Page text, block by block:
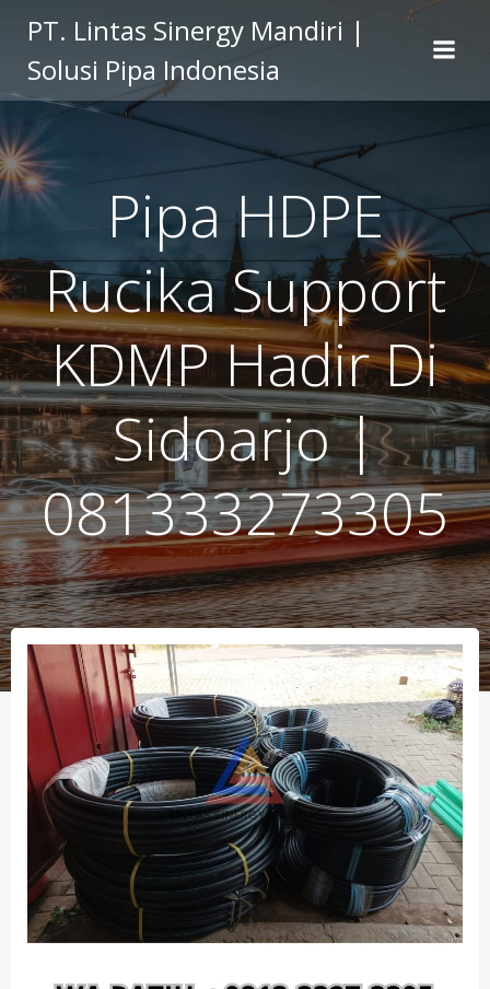
to
content
PT. Lintas Sinergy Mandiri |
Solusi Pipa Indonesia
Pipa HDPE
Rucika Support
KDMP Hadir Di
Sidoarjo |
081333273305